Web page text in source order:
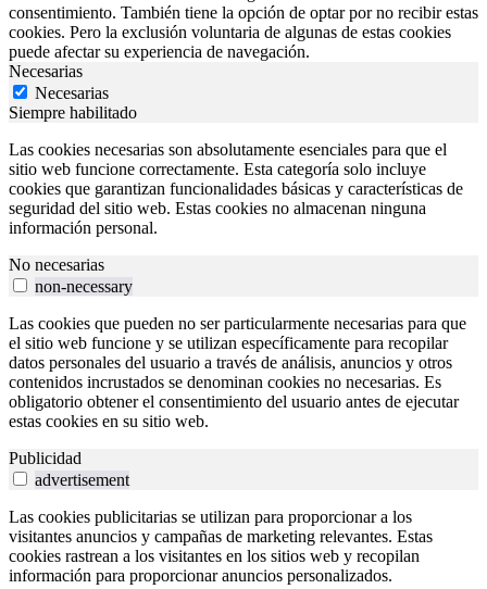
consentimiento. También tiene la opción de optar por no recibir estas
cookies. Pero la exclusión voluntaria de algunas de estas cookies
puede afectar su experiencia de navegación.
Necesarias
Necesarias
Siempre habilitado
Las cookies necesarias son absolutamente esenciales para que el
sitio web funcione correctamente. Esta categoría solo incluye
cookies que garantizan funcionalidades básicas y características de
seguridad del sitio web. Estas cookies no almacenan ninguna
información personal.
No necesarias
non-necessary
Las cookies que pueden no ser particularmente necesarias para que
el sitio web funcione y se utilizan específicamente para recopilar
datos personales del usuario a través de análisis, anuncios y otros
contenidos incrustados se denominan cookies no necesarias. Es
obligatorio obtener el consentimiento del usuario antes de ejecutar
estas cookies en su sitio web.
Publicidad
advertisement
Las cookies publicitarias se utilizan para proporcionar a los
visitantes anuncios y campañas de marketing relevantes. Estas
cookies rastrean a los visitantes en los sitios web y recopilan
información para proporcionar anuncios personalizados.